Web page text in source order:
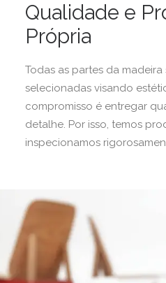
Qualidade e
Própria
Todas as partes da
selecionadas visando
compromisso é entregar
detalhe. Por isso, temos
inspecionamos